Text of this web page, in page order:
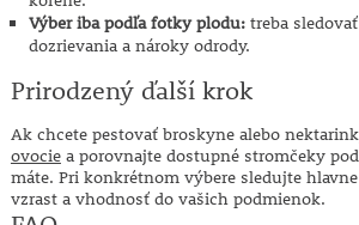
Výber iba podľa fotky plodu:treba
dozrievania a nároky odrody.
Prirodzený ďalší krok
Ak chcete pestovať broskyne alebo
ovociea porovnajte dostupné stromčeky
máte. Pri konkrétnom výbere sledujte
vzrast a vhodnosť do vašich podmienok.